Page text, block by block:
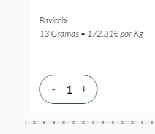
Bavicchi
13 Gramas • 172.31€ por Kg
+